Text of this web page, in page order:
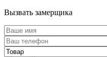
Вызвать замерщика